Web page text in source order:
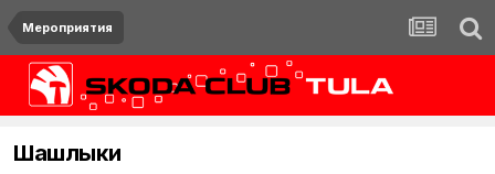
Мероприятия
Шашлыки